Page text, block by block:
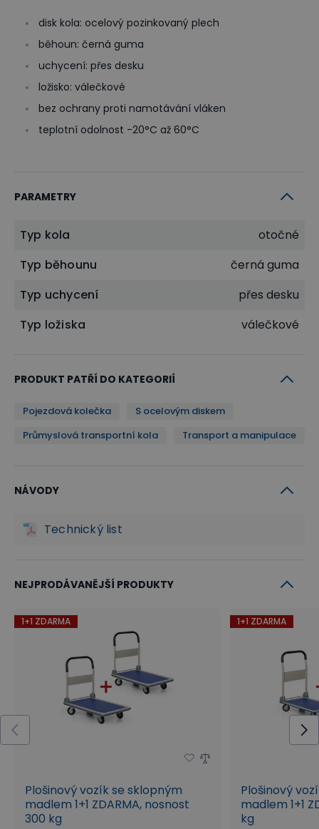
disk kola: ocelový pozinkovaný plech
běhoun: černá guma
uchycení: přes desku
ložisko: válečkové
bez ochrany proti namotávání vláken
teplotní odolnost -20°C až 60°C
PARAMETRY
Typ kola
otočné
Typ běhounu
černá guma
Typ uchycení
přes desku
Typ ložiska
válečkové
PRODUKT PATŘÍ DO KATEGORIÍ
Pojezdová kolečka
S ocelovým diskem
Průmyslová transportní kola
Transport a manipulace
NÁVODY
Technický list
NEJPRODÁVANĚJŠÍ PRODUKTY
1+1 ZDARMA
Plošinový vozík se sklopným
madlem 1+1 ZDARMA, nosnost
300 kg
1+1 ZDARMA
Plošinový
madlem 1+1
kg